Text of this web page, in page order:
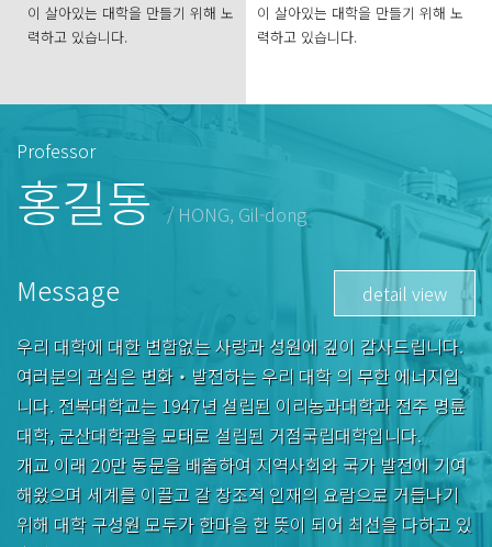
이 살아있는 대학을 만들기 위해 노
력하고 있습니다.
이 살아있는 대학을 만들기 위해 노
력하고 있습니다.
Professor
홍길동 / HONG, Gil-dong
Message
우리 대학에 대한 변함없는 사랑과 성원에 깊이 감사드립니다.
여러분의 관심은 변화‧발전하는 우리 대학 의 무한 에너지입
니다. 전북대학교는 1947년 설립된 이리농과대학과 전주 명륜
대학, 군산대학관을 모태로 설립된 거점국립대학입니다.
개교 이래 20만 동문을 배출하여 지역사회와 국가 발전에 기여
해왔으며 세계를 이끌고 갈 창조적 인재의 요람으로 거듭나기
위해 대학 구성원 모두가 한마음 한 뜻이 되어 최선을 다하고 있
detail view